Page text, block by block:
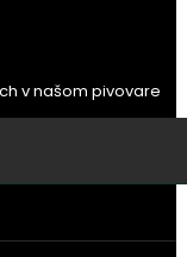
v našom pivovare